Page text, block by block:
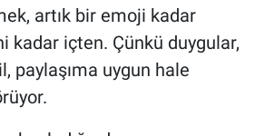
artık bir emoji kadar
kadar içten. Çünkü duygular,
paylaşıma uygun hale